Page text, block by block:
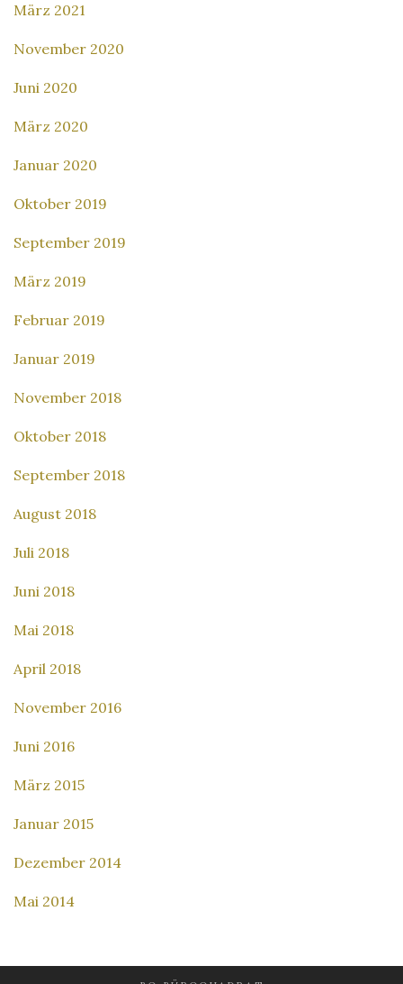
März 2021
November 2020
Juni 2020
März 2020
Januar 2020
Oktober 2019
September 2019
März 2019
Februar 2019
Januar 2019
November 2018
Oktober 2018
September 2018
August 2018
Juli 2018
Juni 2018
Mai 2018
April 2018
November 2016
Juni 2016
März 2015
Januar 2015
Dezember 2014
Mai 2014